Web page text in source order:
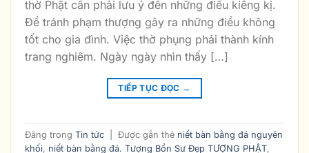
thờ Phật cần phải lưu ý đến những điều kiêng kị.
Để tránh phạm thượng gây ra những điều không
tốt cho gia đình. Việc thờ phụng phải thành kính
trang nghiêm. Ngày ngày nhìn thấy […]
TIẾP TỤC ĐỌC →
Đăng trong Tin tức Được gắn thẻ niết bàn bằng đá nguyên
khối, niết bàn bằng đá. Tượng Bổn Sư Đẹp TƯỢNG PHẬT,